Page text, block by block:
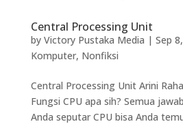
Central Processing Unit
by Victory Pustaka Media | Sep
Komputer, Nonfiksi
Central Processing Unit Arini
Fungsi CPU apa sih? Semua
Anda seputar CPU bisa Anda